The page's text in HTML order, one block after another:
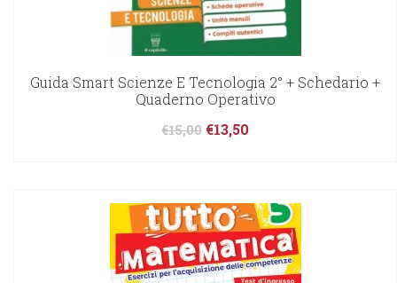
Guida Smart Scienze E Tecnologia 2° + Schedario +
Quaderno Operativo
€15,00 €13,50